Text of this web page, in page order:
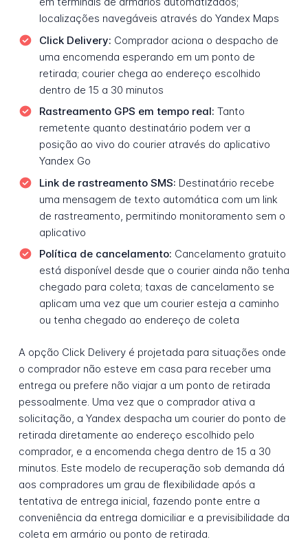
localizações navegáveis através do Yandex Maps
Click Delivery: Comprador aciona o despacho de
uma encomenda esperando em um ponto de
retirada; courier chega ao endereço escolhido
dentro de 15 a 30 minutos
Rastreamento GPS em tempo real: Tanto
remetente quanto destinatário podem ver a
posição ao vivo do courier através do aplicativo
Yandex Go
Link de rastreamento SMS: Destinatário recebe
uma mensagem de texto automática com um link
de rastreamento, permitindo monitoramento sem o
aplicativo
Política de cancelamento: Cancelamento gratuito
está disponível desde que o courier ainda não tenha
chegado para coleta; taxas de cancelamento se
aplicam uma vez que um courier esteja a caminho
ou tenha chegado ao endereço de coleta
A opção Click Delivery é projetada para situações onde
o comprador não esteve em casa para receber uma
entrega ou prefere não viajar a um ponto de retirada
pessoalmente. Uma vez que o comprador ativa a
solicitação, a Yandex despacha um courier do ponto de
retirada diretamente ao endereço escolhido pelo
comprador, e a encomenda chega dentro de 15 a 30
minutos. Este modelo de recuperação sob demanda dá
aos compradores um grau de flexibilidade após a
tentativa de entrega inicial, fazendo ponte entre a
conveniência da entrega domiciliar e a previsibilidade da
coleta em armário ou ponto de retirada.